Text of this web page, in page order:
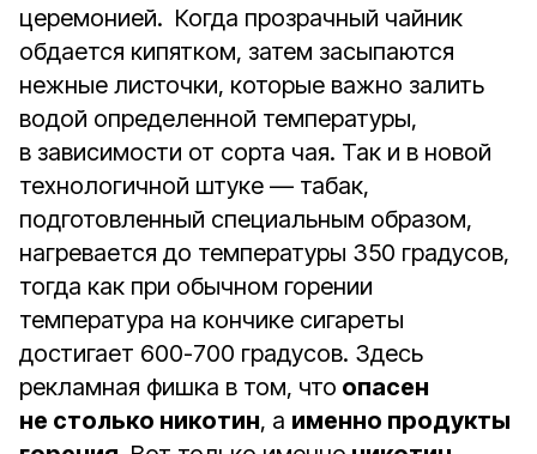
церемонией. Когда прозрачный чайник
обдается кипятком, затем засыпаются
нежные листочки, которые важно залить
водой определенной температуры,
в зависимости от сорта чая. Так и в новой
технологичной штуке — табак,
подготовленный специальным образом,
нагревается до температуры 350 градусов,
тогда как при обычном горении
температура на кончике сигареты
достигает 600-700 градусов. Здесь
рекламная фишка в том, что опасен
не столько никотин, а именно продукты